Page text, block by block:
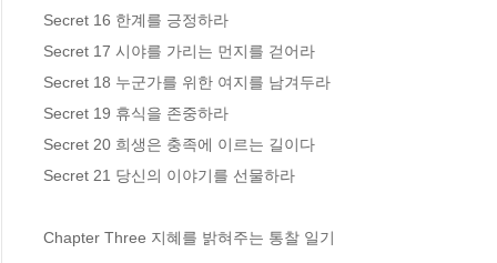
Secret 16 한계를 긍정하라
Secret 17 시야를 가리는 먼지를 걷어라
Secret 18 누군가를 위한 여지를 남겨두라
Secret 19 휴식을 존중하라
Secret 20 희생은 충족에 이르는 길이다
Secret 21 당신의 이야기를 선물하라
Chapter Three 지혜를 밝혀주는 통찰 일기